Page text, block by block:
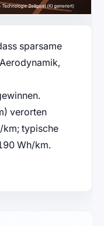
sparsame
verorten
km; typische
Wh/km.